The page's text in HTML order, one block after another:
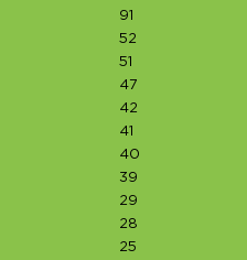
91
52
51
47
42
41
40
39
29
28
25